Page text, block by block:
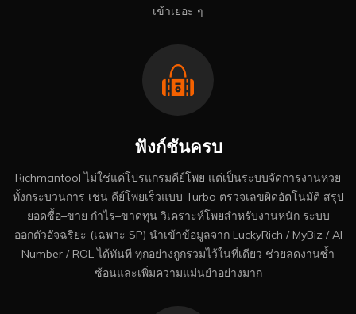
เข้าเยอะ ๆ
ฟังก์ชันครบ
Richmantool ไม่ใช่แค่โปรแกรมคีย์โพย แต่เป็นระบบจัดการงานหวย
ทั้งกระบวนการ เช่น คีย์โพยเร็วแบบ Turbo ตรวจเลขผิดอัตโนมัติ สรุป
ยอดซื้อ–ขาย กำไร–ขาดทุน วิเคราะห์โพยสำหรับงานหนัก ระบบ
ออกตัวอัจฉริยะ (เฉพาะ SP) นำเข้าข้อมูลจาก LuckyRich / MyBiz / AI
Number / ROL ได้ทันที ทุกอย่างถูกรวมไว้ในที่เดียว ช่วยลดงานซ้ำ
ซ้อนและเพิ่มความแม่นยำอย่างมาก